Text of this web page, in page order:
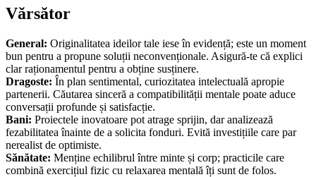
Vărsător
General: Originalitatea ideilor tale iese în evidență; este un moment
bun pentru a propune soluții neconvenționale. Asigură-te că explici
clar raționamentul pentru a obține susținere.
Dragoste: În plan sentimental, curiozitatea intelectuală apropie
partenerii. Căutarea sinceră a compatibilității mentale poate aduce
conversații profunde și satisfacție.
Bani: Proiectele inovatoare pot atrage sprijin, dar analizează
fezabilitatea înainte de a solicita fonduri. Evită investițiile care par
nerealist de optimiste.
Sănătate: Menține echilibrul între minte și corp; practicile care
combină exercițiul fizic cu relaxarea mentală îți sunt de folos.